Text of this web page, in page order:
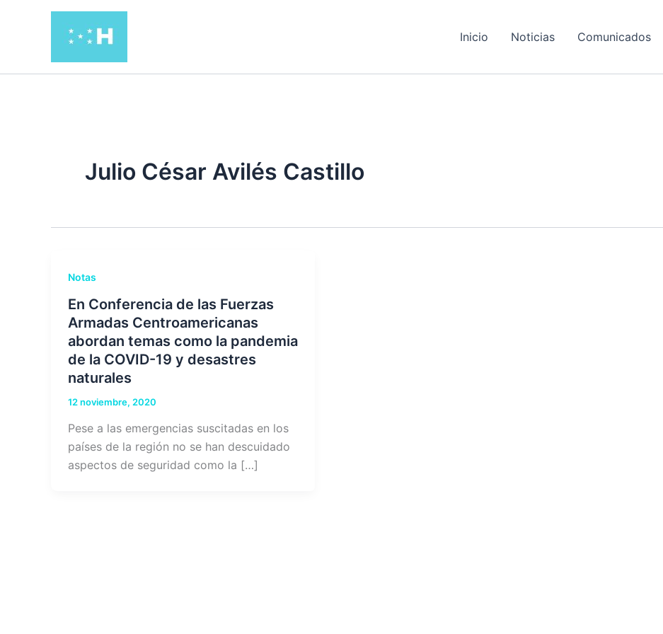
Inicio Noticias Comunicados
Julio César Avilés Castillo
Notas
En Conferencia de las Fuerzas
Armadas Centroamericanas
abordan temas como la pandemia
de la COVID-19 y desastres
naturales
12 noviembre, 2020
Pese a las emergencias suscitadas en los
países de la región no se han descuidado
aspectos de seguridad como la […]